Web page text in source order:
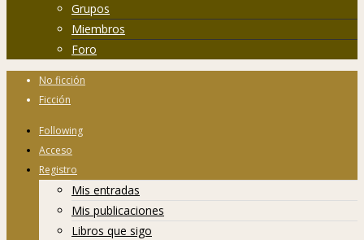
Grupos
Miembros
Foro
No ficción
Ficción
Following
Acceso
Registro
Mis entradas
Mis publicaciones
Libros que sigo